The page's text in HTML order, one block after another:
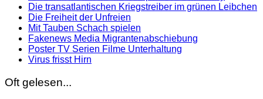
Die transatlantischen Kriegstreiber im grünen Leibchen
Die Freiheit der Unfreien
Mit Tauben Schach spielen
Fakenews Media Migrantenabschiebung
Poster TV Serien Filme Unterhaltung
Virus frisst Hirn
Oft gelesen...